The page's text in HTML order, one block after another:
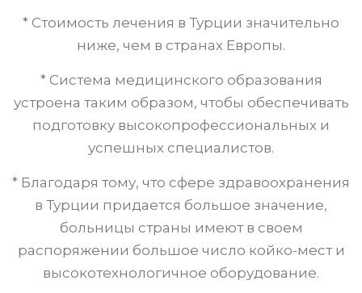
* Стоимость лечения в Турции значительно
ниже, чем в странах Европы.
* Система медицинского образования
устроена таким образом, чтобы обеспечивать
подготовку высокопрофессиональных и
успешных специалистов.
* Благодаря тому, что сфере здравоохранения
в Турции придается большое значение,
больницы страны имеют в своем
распоряжении большое число койко-мест и
высокотехнологичное оборудование.